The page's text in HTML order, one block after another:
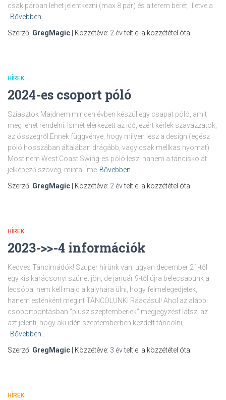
csak párban lehet jelentkezni (max 8 pár) és a terem bérét, illetve a
Bővebben…
Szerző: GregMagic | Közzétéve: 2 évtelt el a közzététel óta
HÍREK
2024-es csoport póló
Sziasztok Majdnem minden évben készül egy csapat póló, amit
meg lehet rendelni. Ismét elérkezett az idő, ezért kérlek szavazzatok,
az összegről.Ennek függvénye, hogy milyen lesz a design (egész
póló hosszában általában drágább, vagy csak mellkas nyomat)
Most nem West Coast Swing-es póló lesz, hanem a tánciskolát
jelképező szöveg, minta. Íme Bővebben…
Szerző: GregMagic | Közzétéve: 2 évtelt el a közzététel óta
HÍREK
2023->>-4 információk
Kedves Táncimádók! Szuper hírünk van: ugyan december 21-től
egy kis karácsonyi szünet jön, de január 9-től újra belecsapunk a
lecsóba, nem kell majd a kályhára ülni, hogy felmelegedjetek,
hanem esténként megint TÁNCOLUNK! Ráadásul! Ahol az alábbi
csoportbontásban “plusz szeptemberiek” megjegyzést látsz, az
azt jelenti, hogy aki idén szeptemberben kezdett táncolni,
Bővebben…
Szerző: GregMagic | Közzétéve: 3 évtelt el a közzététel óta
HÍREK